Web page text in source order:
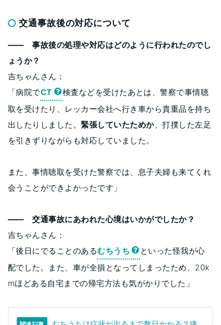
交通事故後の対応について
―― 事故後の処理や対応はどのように行われたのでし
ょうか？
吉ちゃんさん：
「病院でCT
検査などを受けたあとは、警察で事情聴
取を受けたり、レッカー会社へ行き車から貴重品を持ち
出したりしました。 緊張していたためか、打撲した左足
を引きずりながらも対応していました。
また、事情聴取を受けた警察では、息子夫婦も来てくれ
会うことができよかったです」
―― 交通事故にあわれた心境はいかがでしたか？
吉ちゃんさん：
「後日にでることのあるむちうち
といった怪我が心
配でした。また、車が全損となってしまったため、20k
mほどある自宅までの帰宅方法も気がかりでした」